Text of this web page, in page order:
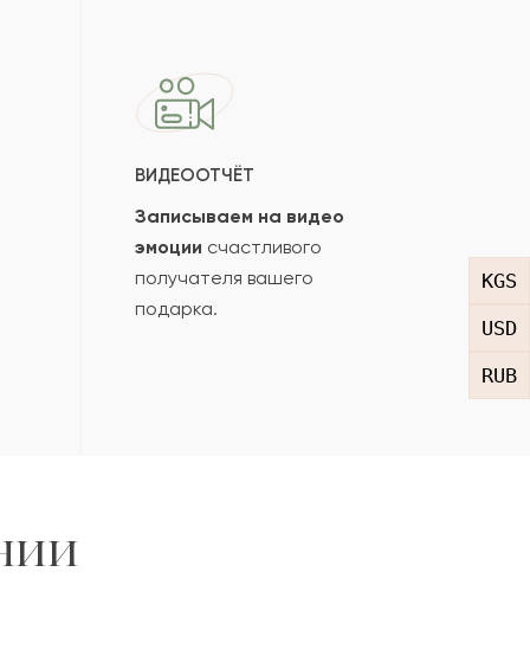
KGS
USD
RUB
ВИДЕООТЧЁТ
Записываем на видео
эмоции счастливого
получателя вашего
подарка.